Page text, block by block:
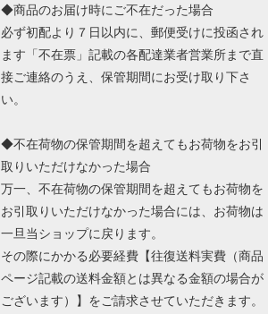
◆商品のお届け時にご不在だった場合
必ず初配より７日以内に、郵便受けに投函され
ます「不在票」記載の各配達業者営業所まで直
接ご連絡のうえ、保管期間にお受け取り下さ
い。
◆不在荷物の保管期間を超えてもお荷物をお引
取りいただけなかった場合
万一、不在荷物の保管期間を超えてもお荷物を
お引取りいただけなかった場合には、お荷物は
一旦当ショップに戻ります。
その際にかかる必要経費【往復送料実費（商品
ページ記載の送料金額とは異なる金額の場合が
ございます）】をご請求させていただきます。